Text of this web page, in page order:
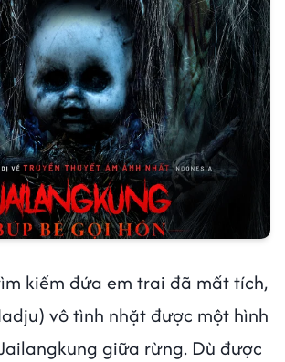
kiếm đứa em trai đã mất tích,
vô tình nhặt được một hình
giữa rừng. Dù được